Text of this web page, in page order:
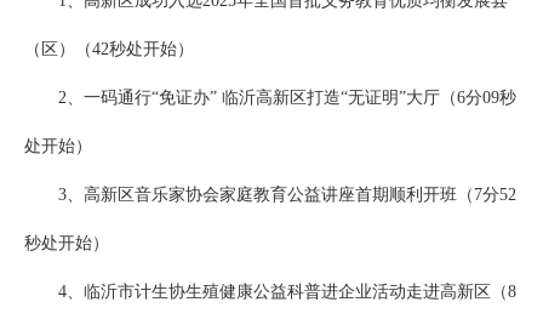
（区）（42秒处开始）
2、一码通行“免证办” 临沂高新区打造“无证明”大厅（6分09秒
处开始）
3、高新区音乐家协会家庭教育公益讲座首期顺利开班（7分52
秒处开始）
4、临沂市计生协生殖健康公益科普进企业活动走进高新区（8